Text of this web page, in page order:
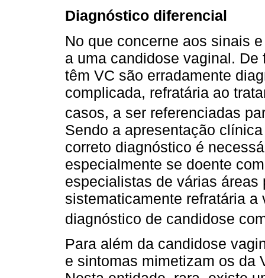
Diagnóstico diferencial
No que concerne aos sinais
a uma candidose vaginal.
têm VC são erradamente
complicada, refratária ao
casos, a ser referenciadas
Sendo a apresentação
correto diagnóstico é
especialmente se doente
especialistas de várias
sistematicamente refratária
diagnóstico de candidose
Para além da candidose
e sintomas mimetizam os da